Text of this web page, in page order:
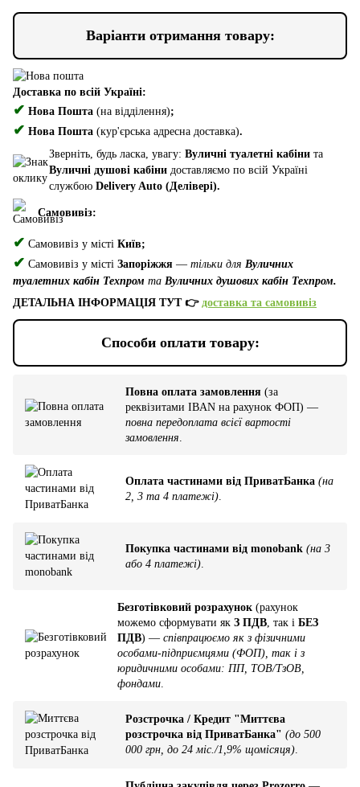
Варіанти отримання товару:
Доставка по всій Україні:
✔ Нова Пошта (на відділення);
✔ Нова Пошта (кур'єрська адресна доставка).
Зверніть, будь ласка, увагу: Вуличні туалетні кабіни та
Вуличні душові кабіни доставляємо по всій Україні
службою Delivery Auto (Делівері).
Самовивіз:
✔ Самовивіз у місті Київ;
✔ Самовивіз у місті Запоріжжя — тільки для Вуличних
туалетних кабін Техпром та Вуличних душових кабін Техпром.
ДЕТАЛЬНА ІНФОРМАЦІЯ ТУТ 👉 доставка та самовивіз
Способи оплати товару:
Повна оплата замовлення (за
реквізитами IBAN на рахунок ФОП) —
повна передоплата всієї вартості
замовлення
Оплата частинами від ПриватБанка (на
2, 3 та 4 платежі)
Покупка частинами від monobank (на 3
або 4 платежі)
Безготівковий розрахунок (рахунок
можемо сформувати як З ПДВ , так і БЕЗ
ПДВ) — співпрацюємо як з фізичними
особами-підприємцями (ФОП), так і з
юридичними особами: ПП, ТОВ/ТзОВ,
фондами
Розстрочка / Кредит "Миттєва
розстрочка від ПриватБанка" (до 500
000 грн, до 24 міс./1,9% щомісяця).